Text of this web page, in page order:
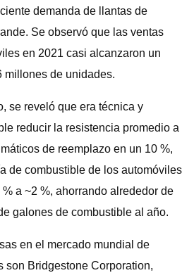
demanda de llantas de
Se observó que las ventas
en 2021 casi alcanzaron un
millones de unidades.
se reveló que era técnica y
reducir la resistencia promedio a
de reemplazo en un 10 %,
de combustible de los automóviles
a ~2 %, ahorrando alrededor de
galones de combustible al año.
en el mercado mundial de
son Bridgestone Corporation,